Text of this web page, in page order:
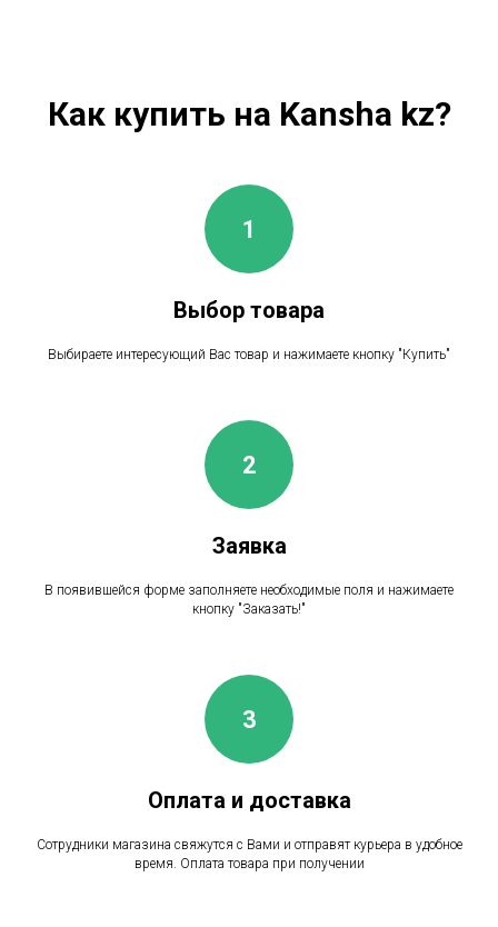
Как купить на Kansha kz?
Выбор товара
Выбираете интересующий Вас товар и нажимаете кнопку "Купить"
Заявка
В появившейся форме заполняете необходимые поля и нажимаете
кнопку "Заказать!"
Оплата и доставка
Сотрудники магазина свяжутся с Вами и отправят курьера в удобное
время. Оплата товара при получении